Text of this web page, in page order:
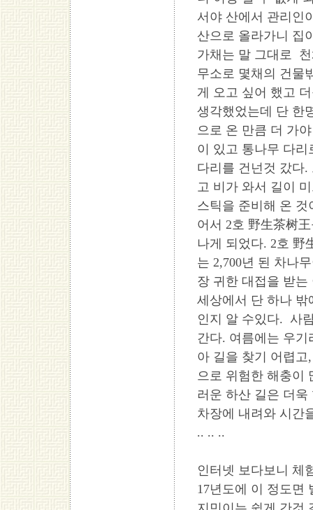
서야 산에서 관리인
산으로 올라가니 집
가채는 말 그대로
무소로 몇채의 건물
게 오고 싶어 했고
생각했었는데 단 한
으로 온 만큼 더 가
이 있고 통나무 다
다리를 건넌것 갔다
고 비가 와서 길이
스틱을 준비해 온
어서 2호 野生茶树
나게 되었다. 2호 野
는 2,700년 된 차나
장 귀한 대접을 받
세상에서 단 하나 밖
인지 알 수있다. 사
간다. 여름에는 우
아 길을 찾기 어렵
으로 위험한 해충이
러운 하산 길은 더
차장에 내려와 시간
.. .. ..
인터넷 보다보니 체
17년도에 이 정도면